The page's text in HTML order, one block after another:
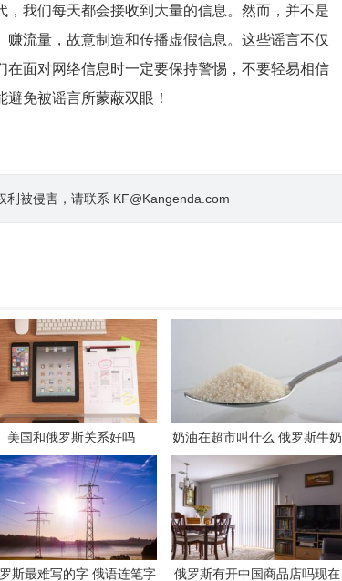
我们每天都会接收到大量的信息。然而，并不是
流量，故意制造和传播虚假信息。这些谣言不仅
面对网络信息时一定要保持警惕，不要轻易相信
免被谣言所蒙蔽双眼！
利被侵害，请联系 KF@Kangenda.com
美国和俄罗斯关系好吗
奶油在超市叫什么 俄罗斯牛奶
饼干
斯最难写的字 俄语连笔字 俄罗斯有开中国商品店吗现在